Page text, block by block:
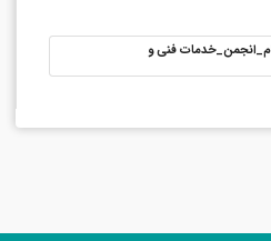
فنی و